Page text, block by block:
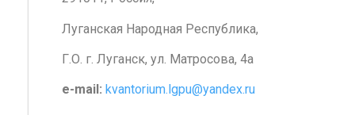
Луганская Народная Республика,
Г.О. г. Луганск, ул. Матросова, 4а
e-mail: kvantorium.lgpu@yandex.ru